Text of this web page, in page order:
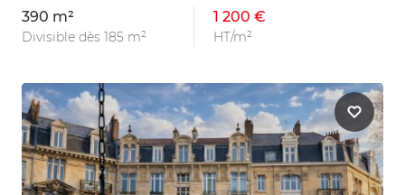
390 m²
Divisible dès 185 m²
1 200 €
HT/m²